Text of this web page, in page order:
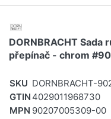
DORNBRACHT
přepínač - chrom
SKU DORNBRACHT-
GTIN 4029011968730
MPN 90207005309-00